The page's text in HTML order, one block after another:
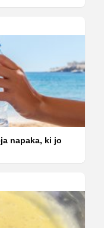
napaka, ki jo